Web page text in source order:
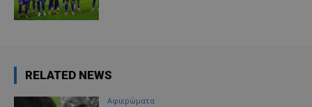
RELATED NEWS
Aφιερώματα